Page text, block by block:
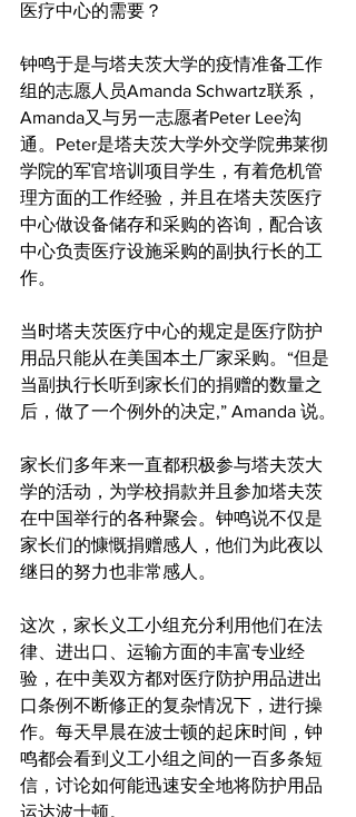
医疗中心的需要？
钟鸣于是与塔夫茨大学的疫情准备工作
组的志愿人员Amanda Schwartz联系，
Amanda又与另一志愿者Peter Lee沟
通。Peter是塔夫茨大学外交学院弗莱彻
学院的军官培训项目学生，有着危机管
理方面的工作经验，并且在塔夫茨医疗
中心做设备储存和采购的咨询，配合该
中心负责医疗设施采购的副执行长的工
作。
当时塔夫茨医疗中心的规定是医疗防护
用品只能从在美国本土厂家采购。“但是
当副执行长听到家长们的捐赠的数量之
后，做了一个例外的决定,” Amanda 说。
家长们多年来一直都积极参与塔夫茨大
学的活动，为学校捐款并且参加塔夫茨
在中国举行的各种聚会。钟鸣说不仅是
家长们的慷慨捐赠感人，他们为此夜以
继日的努力也非常感人。
这次，家长义工小组充分利用他们在法
律、进出口、运输方面的丰富专业经
验，在中美双方都对医疗防护用品进出
口条例不断修正的复杂情况下，进行操
作。每天早晨在波士顿的起床时间，钟
鸣都会看到义工小组之间的一百多条短
信，讨论如何能迅速安全地将防护用品
运达波士顿。